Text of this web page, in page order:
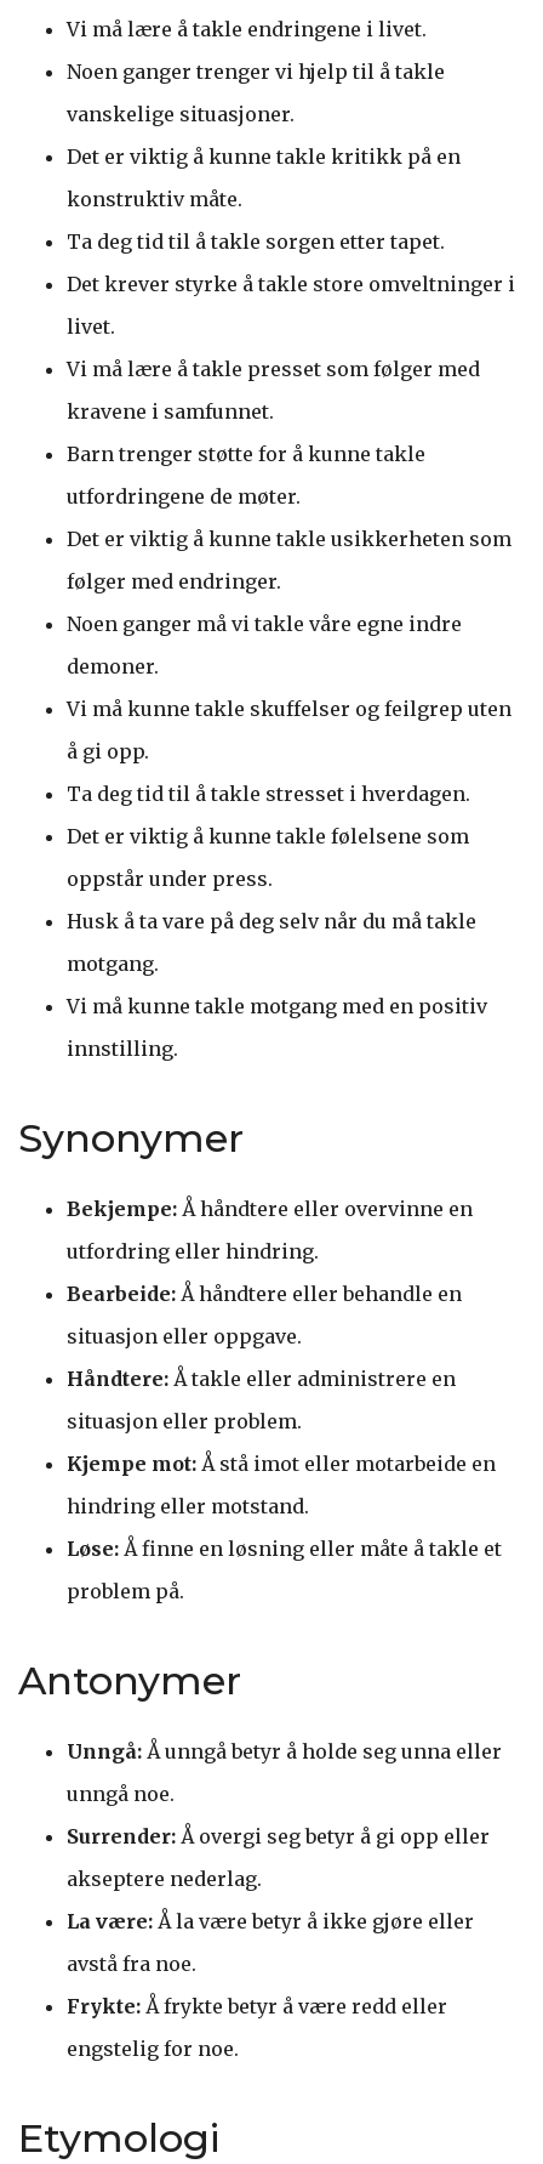
Vi må lære å takle endringene i livet.
Noen ganger trenger vi hjelp til å takle
vanskelige situasjoner.
Det er viktig å kunne takle kritikk på en
konstruktiv måte.
Ta deg tid til å takle sorgen etter tapet.
Det krever styrke å takle store omveltninger i
livet.
Vi må lære å takle presset som følger med
kravene i samfunnet.
Barn trenger støtte for å kunne takle
utfordringene de møter.
Det er viktig å kunne takle usikkerheten som
følger med endringer.
Noen ganger må vi takle våre egne indre
demoner.
Vi må kunne takle skuffelser og feilgrep uten
å gi opp.
Ta deg tid til å takle stresset i hverdagen.
Det er viktig å kunne takle følelsene som
oppstår under press.
Husk å ta vare på deg selv når du må takle
motgang.
Vi må kunne takle motgang med en positiv
innstilling.
Synonymer
Bekjempe: Å håndtere eller overvinne en
utfordring eller hindring.
Bearbeide: Å håndtere eller behandle en
situasjon eller oppgave.
Håndtere: Å takle eller administrere en
situasjon eller problem.
Kjempe mot: Å stå imot eller motarbeide en
hindring eller motstand.
Løse: Å finne en løsning eller måte å takle et
problem på.
Antonymer
Unngå: Å unngå betyr å holde seg unna eller
unngå noe.
Surrender: Å overgi seg betyr å gi opp eller
akseptere nederlag.
La være: Å la være betyr å ikke gjøre eller
avstå fra noe.
Frykte: Å frykte betyr å være redd eller
engstelig for noe.
Etymologi